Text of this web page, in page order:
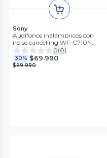
Sony
Audífonos inalámbricos con
noise cancelling WF-C710N
Azul
0(0)
30% $69.990
$99.990